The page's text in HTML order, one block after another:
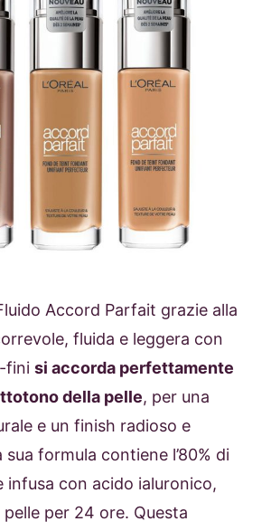
Accord Parfait grazie alla
fluida e leggera con
fini si accorda perfettamente
della pelle, per una
e un finish radioso e
sua formula contiene l’80% di
infusa con acido ialuronico,
per 24 ore. Questa